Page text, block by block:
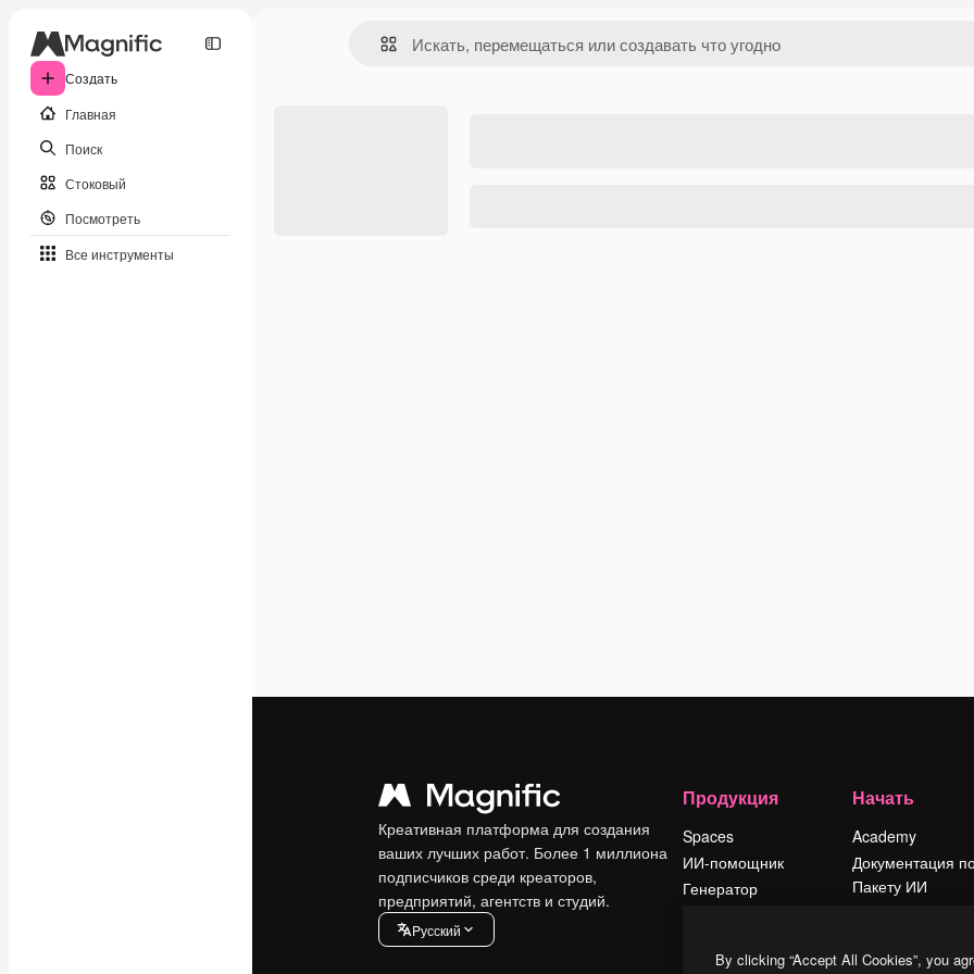
Создать
Главная
Поиск
Стоковый
Посмотреть
Все инструменты
Креативная платформа для создания
ваших лучших работ. Более 1 миллиона
подписчиков среди креаторов,
предприятий, агентств и студий.
Pусский
Продукция
Spaces
ИИ-помощник
Генератор
Начать
Academy
Документация
Пакету ИИ
Условия и
By clicking “Accept All Cookies”, you